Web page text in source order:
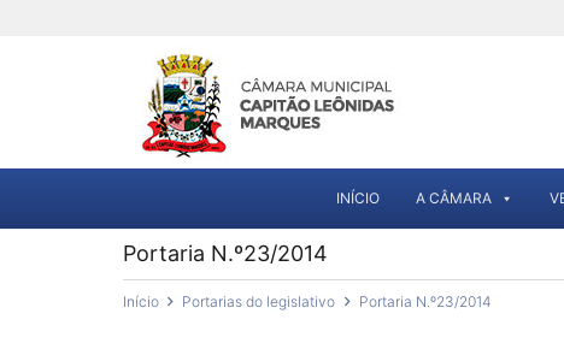
INÍCIO A CÂMARA
Portaria N.º23/2014
Início Portarias do legislativo Portaria N.º23/2014